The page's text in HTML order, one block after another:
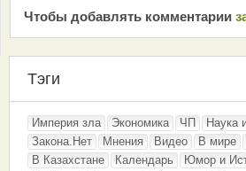
Чтобы добавлять комментарии
Тэги
Империя зла Экономика ЧП Наука
Закона.Нет
Мнения Видео В мире
В Казахстане
Календарь Юмор и